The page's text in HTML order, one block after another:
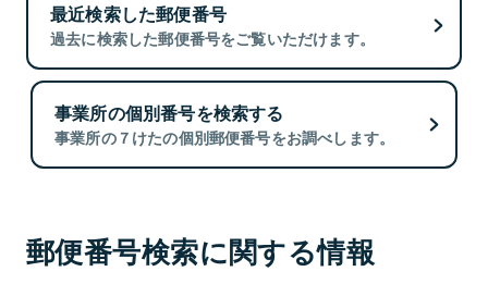
最近検索した郵便番号
過去に検索した郵便番号をご覧いただけます。
事業所の個別番号を検索する
事業所の７けたの個別郵便番号をお調べします。
郵便番号検索に関する情報